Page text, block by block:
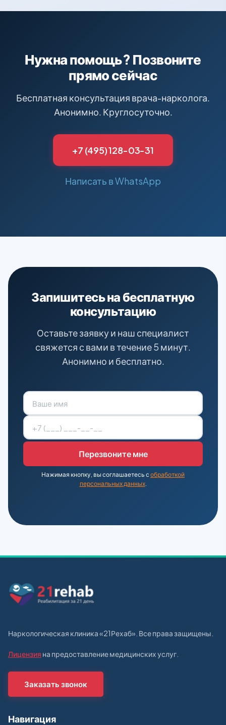
Нужна помощь? Позвоните
прямо сейчас
Бесплатная консультация врача-нарколога.
Анонимно. Круглосуточно.
+7 (495) 128-03-31
Написать в WhatsApp
Запишитесь на бесплатную
консультацию
Оставьте заявку и наш специалист
свяжется с вами в течение 5 минут.
Анонимно и бесплатно.
Нажимая кнопку, вы соглашаетесь с обработкой
персональных данных.
Наркологическая клиника «21Рехаб». Все права защищены.
Лицензия на предоставление медицинских услуг.
Заказать звонок
Навигация